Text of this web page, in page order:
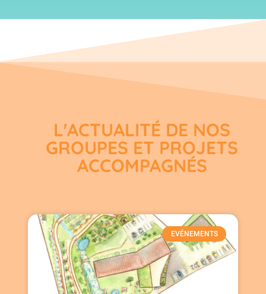
L'ACTUALITÉ DE NOS
GROUPES ET PROJETS
ACCOMPAGNÉS
EVÉNEMENTS